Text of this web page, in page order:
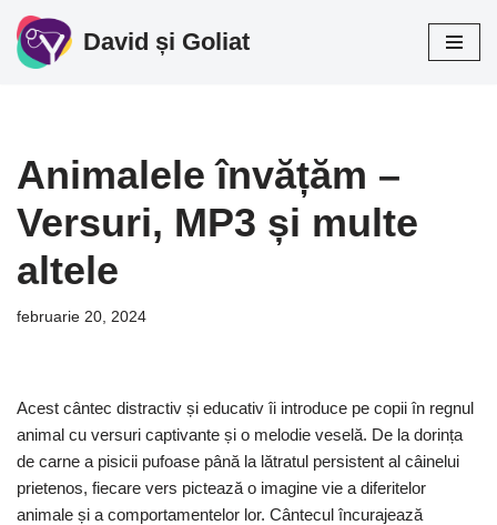
Sari
David și Goliat
Animalele învățăm –
Versuri, MP3 și multe
altele
februarie 20, 2024
Acest cântec distractiv și educativ îi introduce pe copii în regnul
animal cu versuri captivante și o melodie veselă. De la dorința
de carne a pisicii pufoase până la lătratul persistent al câinelui
prietenos, fiecare vers pictează o imagine vie a diferitelor
animale și a comportamentelor lor. Cântecul încurajează